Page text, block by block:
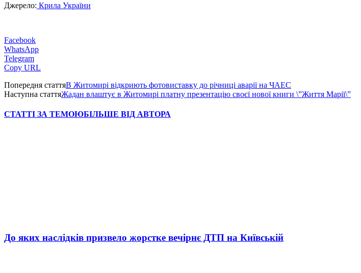
Джерело: Крила України
Facebook
WhatsApp
Telegram
Copy URL
Попередня статтяВ Житомирі відкриють фотовиставку до річниці аварії на ЧАЕС
Наступна статтяЖадан влаштує в Житомирі платну презентацію своєї нової книги \”Життя Марії\”
СТАТТІ ЗА ТЕМОЮБІЛЬШЕ ВІД АВТОРА
До яких наслідків призвело жорстке вечірнє ДТП на Київській